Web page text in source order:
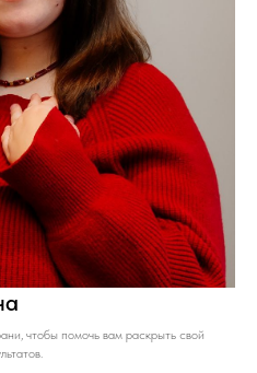
чтобы помочь вам раскрыть свой